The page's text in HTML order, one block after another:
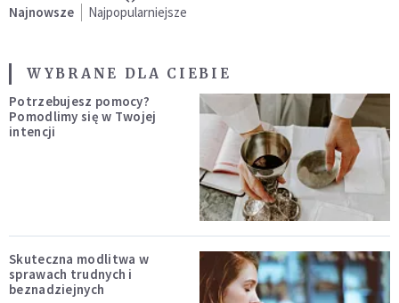
Najnowsze Najpopularniejsze
WYBRANE DLA CIEBIE
Potrzebujesz pomocy?
Pomodlimy się w Twojej
intencji
Skuteczna modlitwa w
sprawach trudnych i
beznadziejnych